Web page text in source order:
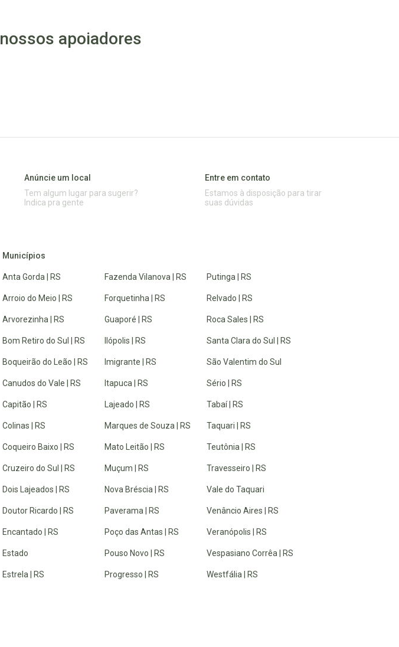
apoiadores
Anúncie um local
Tem algum lugar para sugerir?
Indica pra gente
Entre em contato
Estamos à disposição para tirar
suas dúvidas
Municípios
Anta Gorda | RS
Arroio do Meio | RS
Arvorezinha | RS
Bom Retiro do Sul | RS
Boqueirão do Leão | RS
Canudos do Vale | RS
Capitão | RS
Colinas | RS
Coqueiro Baixo | RS
Cruzeiro do Sul | RS
Dois Lajeados | RS
Doutor Ricardo | RS
Encantado | RS
Estado
Estrela | RS
Fazenda Vilanova | RS
Forquetinha | RS
Guaporé | RS
Ilópolis | RS
Imigrante | RS
Itapuca | RS
Lajeado | RS
Marques de Souza | RS
Mato Leitão | RS
Muçum | RS
Nova Bréscia | RS
Paverama | RS
Poço das Antas | RS
Pouso Novo | RS
Progresso | RS
Putinga | RS
Relvado | RS
Roca Sales | RS
Santa Clara do Sul | RS
São Valentim do Sul
Sério | RS
Tabaí | RS
Taquari | RS
Teutônia | RS
Travesseiro | RS
Vale do Taquari
Venâncio Aires | RS
Veranópolis | RS
Vespasiano Corrêa | RS
Westfália | RS